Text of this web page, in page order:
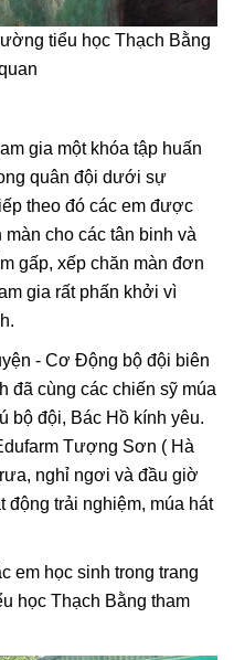
tiểu học Thạch Bằng
gia một khóa tập huấn
quân đội dưới sự
theo đó các em được
cho các tân binh và
gấp, xếp chăn màn đơn
gia rất phấn khởi vì
- Cơ Động bộ đội biên
đã cùng các chiến sỹ múa
bộ đội, Bác Hồ kính yêu.
Tượng Sơn ( Hà
nghỉ ngơi và đầu giờ
trải nghiệm, múa hát
em học sinh trong trang
học Thạch Bằng tham